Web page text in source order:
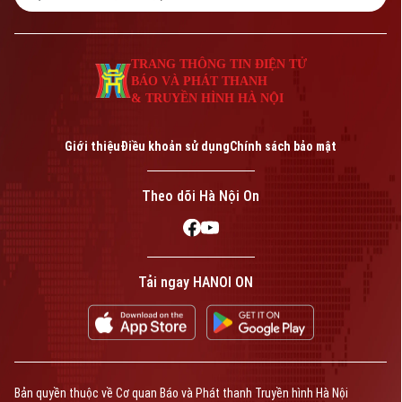
Liên hệ đường dây nóng (bấm để gọi)
0865.116.699 (hotline)
Tòa soạn
0865.116.699
Bản quyền thuộc về Cơ quan Báo và Phát thanh Truyền hình Hà Nội Giấy
TRANG THÔNG TIN ĐIỆN TỬ
BÁO VÀ PHÁT THANH
& TRUYỀN HÌNH HÀ NỘI
Giới thiệuĐiều khoản sử dụngChính sách bảo mật
Theo dõi Hà Nội On
Tải ngay HANOI ON
Bản quyền thuộc về Cơ quan Báo và Phát thanh Truyền hình Hà Nội